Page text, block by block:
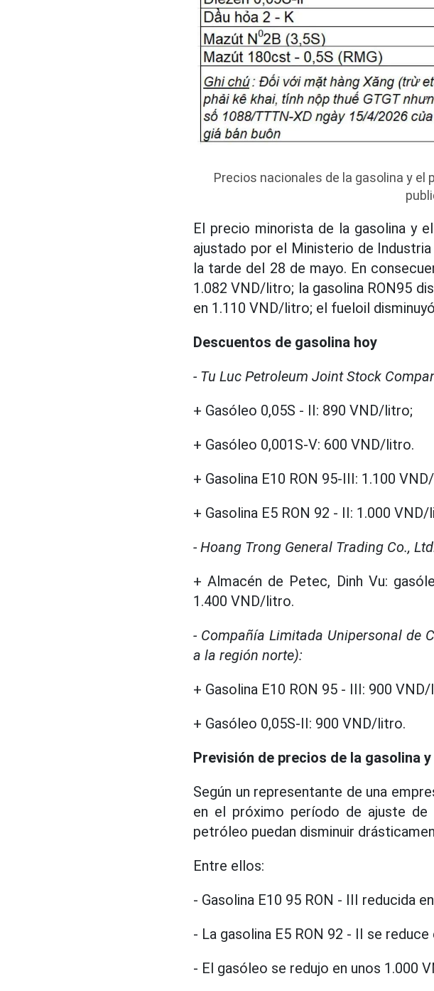
Precios nacionales de la gasolina y el
El precio minorista de la gasolina y
ajustado por el Ministerio de
la tarde del 28 de mayo. En
1.082 VND/litro; la gasolina RON95
en 1.110 VND/litro; el fueloil
Descuentos de gasolina hoy
- Tu Luc Petroleum Joint Stock
+ Gasóleo 0,05S - II: 890 VND/litro;
+ Gasóleo 0,001S-V: 600 VND/litro.
+ Gasolina E10 RON 95-III: 1.100
+ Gasolina E5 RON 92 - II: 1.000
- Hoang Trong General Trading Co.,
+ Almacén de Petec, Dinh Vu:
1.400 VND/litro.
- Compañía Limitada Unipersonal de
a la región norte):
+ Gasolina E10 RON 95 - III: 900
+ Gasóleo 0,05S-II: 900 VND/litro.
Previsión de precios de la gasolina
Según un representante de una
en el próximo período de ajuste
petróleo puedan disminuir
Entre ellos:
- Gasolina E10 95 RON - III reducida
- La gasolina E5 RON 92 - II se
- El gasóleo se redujo en unos 1.000